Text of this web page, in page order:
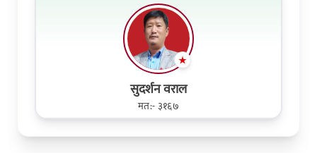
सुदर्शन वराल
मत:- ३१६७